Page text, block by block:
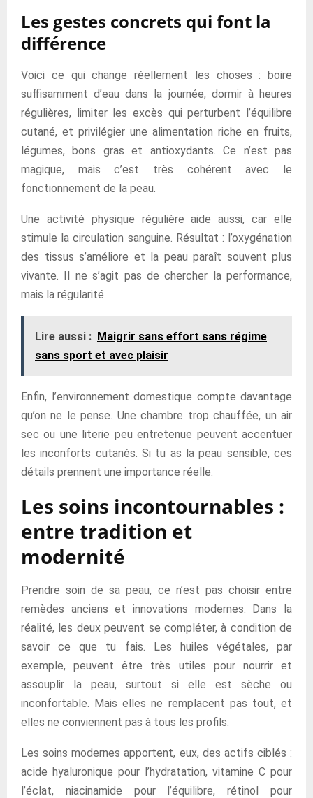
Les gestes concrets qui font la
différence
Voici ce qui change réellement les choses : boire
suffisamment d’eau dans la journée, dormir à heures
régulières, limiter les excès qui perturbent l’équilibre
cutané, et privilégier une alimentation riche en fruits,
légumes, bons gras et antioxydants. Ce n’est pas
magique, mais c’est très cohérent avec le
fonctionnement de la peau.
Une activité physique régulière aide aussi, car elle
stimule la circulation sanguine. Résultat : l’oxygénation
des tissus s’améliore et la peau paraît souvent plus
vivante. Il ne s’agit pas de chercher la performance,
mais la régularité.
Lire aussi : Maigrir sans effort sans régime
sans sport et avec plaisir
Enfin, l’environnement domestique compte davantage
qu’on ne le pense. Une chambre trop chauffée, un air
sec ou une literie peu entretenue peuvent accentuer
les inconforts cutanés. Si tu as la peau sensible, ces
détails prennent une importance réelle.
Les soins incontournables :
entre tradition et
modernité
Prendre soin de sa peau, ce n’est pas choisir entre
remèdes anciens et innovations modernes. Dans la
réalité, les deux peuvent se compléter, à condition de
savoir ce que tu fais. Les huiles végétales, par
exemple, peuvent être très utiles pour nourrir et
assouplir la peau, surtout si elle est sèche ou
inconfortable. Mais elles ne remplacent pas tout, et
elles ne conviennent pas à tous les profils.
Les soins modernes apportent, eux, des actifs ciblés :
acide hyaluronique pour l’hydratation, vitamine C pour
l’éclat, niacinamide pour l’équilibre, rétinol pour